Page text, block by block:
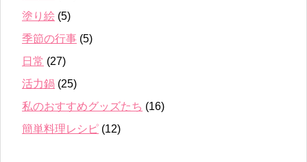
塗り絵 (5)
季節の行事 (5)
日常 (27)
活力鍋 (25)
私のおすすめグッズたち (16)
簡単料理レシピ (12)